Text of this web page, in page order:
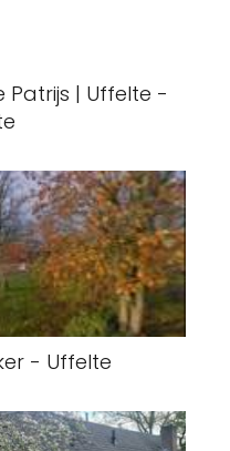
| Uffelte -
- Uffelte